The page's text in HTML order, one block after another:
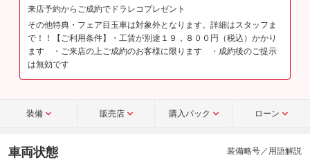
来店予約からご成約でドラレコプレゼント
その他特典・フェア目玉車は対象外となります。詳細はスタッフま
で！！【ご利用条件】・工賃が別途１９，８００円（税込）かかり
ます ・ご来店の上ご成約のお客様に限ります ・成約後のご提示
は無効です
装備 販売店 購入パック ローン
車両状態 装備略号／用語解説